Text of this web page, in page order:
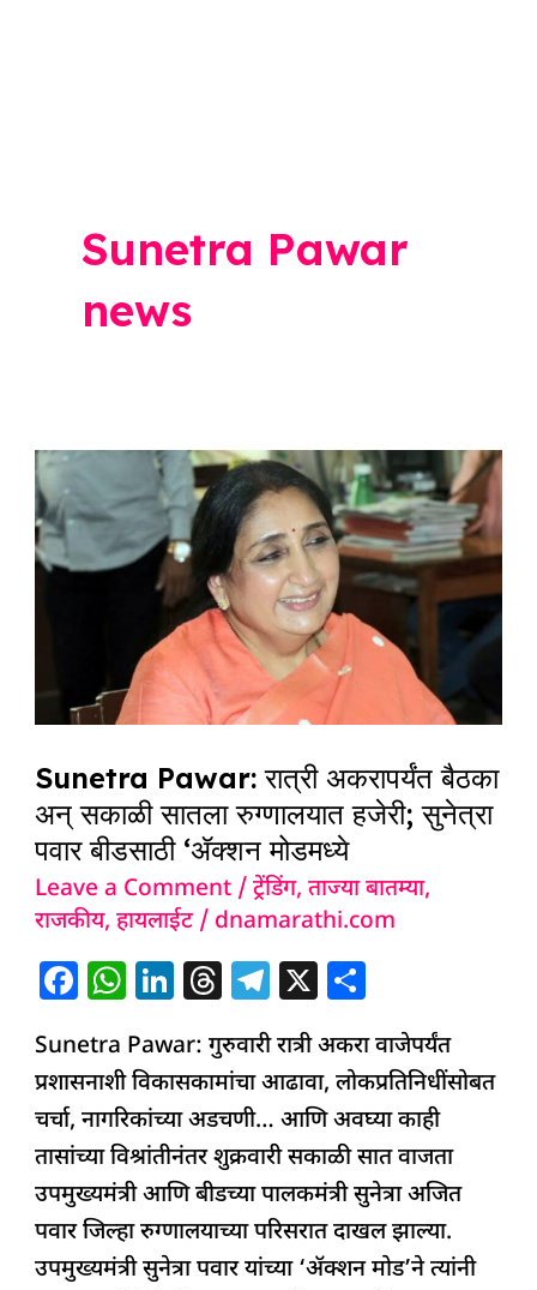
Sunetra Pawar
news
Sunetra Pawar: रात्री अकरापर्यंत बैठका
अन् सकाळी सातला रुग्णालयात हजेरी; सुनेत्रा
पवार बीडसाठी ‘ॲक्शन मोडमध्ये
Leave a Comment /ट्रेंडिंग,ताज्या बातम्या,
राजकीय,हायलाईट/ dnamarathi.com
F
c
e
b
o
o
k
W
at
s
A
p
p
Li
k
e
dI
n
T
re
a
d
s
T
el
e
g
ra
m
X
ar
e
Sunetra Pawar: गुरुवारी रात्री अकरा वाजेपर्यंत
प्रशासनाशी विकासकामांचा आढावा, लोकप्रतिनिधींसोबत
चर्चा, नागरिकांच्या अडचणी… आणि अवघ्या काही
तासांच्या विश्रांतीनंतर शुक्रवारी सकाळी सात वाजता
उपमुख्यमंत्री आणि बीडच्या पालकमंत्री सुनेत्रा अजित
पवार जिल्हा रुग्णालयाच्या परिसरात दाखल झाल्या.
उपमुख्यमंत्री सुनेत्रा पवार यांच्या ‘ॲक्शन मोड’ने त्यांनी
Sunetra
Pawar:
रात्री
अकरापर्यंत
सकाळी
सातला
रुग्णालयात
हजेरी;
सुनेत्रा
पवार
बीडसाठी
मोडमध्ये